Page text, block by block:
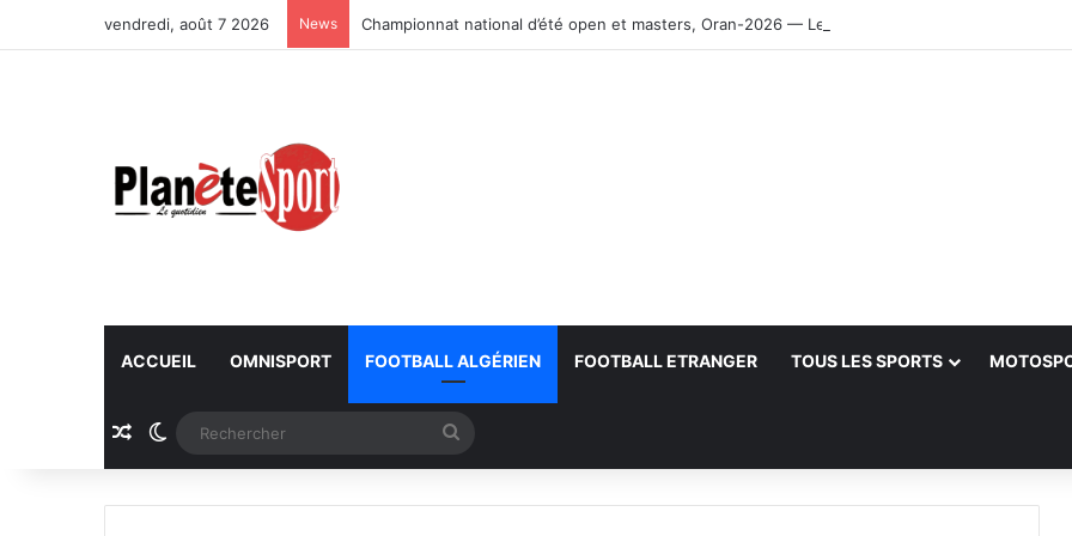
vendredi, août 7 2026 News Championnat national d’été open et masters, Oran-2026 — Le CRB s’adjuge le titre
ACCUEIL OMNISPORT FOOTBALL ALGÉRIEN FOOTBALL ETRANGER TOUS LES SPORTS
Article Aléatoire
Switch skin